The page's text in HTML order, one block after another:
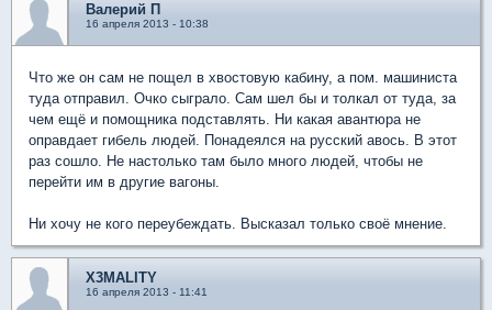
Валерий П
16 апреля 2013 - 10:38
Что же он сам не пощел в хвостовую кабину, а пом. машиниста
туда отправил. Очко сыграло. Сам шел бы и толкал от туда, за
чем ещё и помощника подставлять. Ни какая авантюра не
оправдает гибель людей. Понадеялся на русский авось. В этот
раз сошло. Не настолько там было много людей, чтобы не
перейти им в другие вагоны.
Ни хочу не кого переубеждать. Высказал только своё мнение.
X3MALITY
16 апреля 2013 - 11:41